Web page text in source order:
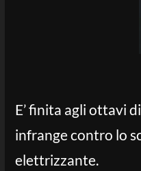
E’ finita agli ottavi
infrange contro lo
elettrizzante.